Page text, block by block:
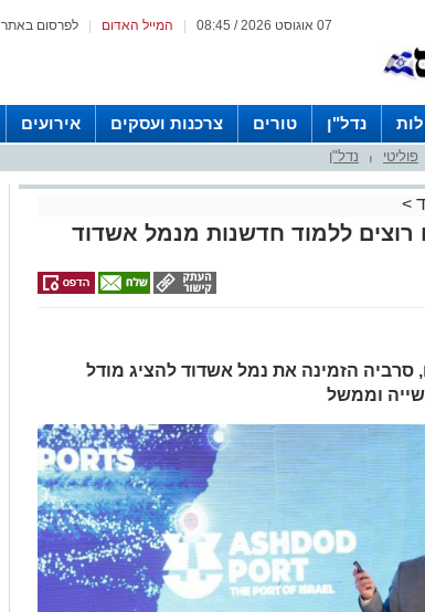
לפרסום באתר המייל האדום 07 אוגוסט 2026 / 08:45
נדל"ן טורים צרכנות ועסקים אירועים
פוליטי נדל"ן
>
רוצים ללמוד חדשנות מנמל אשדוד
סרביה הזמינה את נמל אשדוד להציג מודל
וממשל